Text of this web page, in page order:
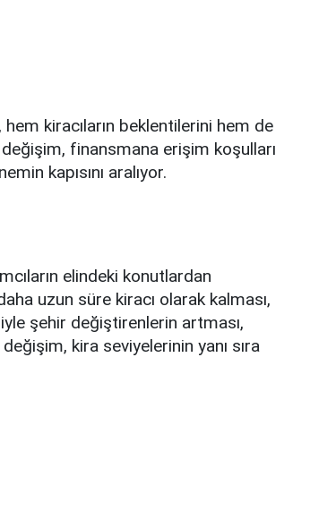
kiracıların beklentilerini hem de
finansmana erişim koşulları
kapısını aralıyor.
elindeki konutlardan
uzun süre kiracı olarak kalması,
şehir değiştirenlerin artması,
kira seviyelerinin yanı sıra